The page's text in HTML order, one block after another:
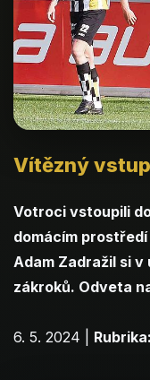
Vítězný
Votroci vstoupili
domácím prostředí
Adam Zadražil si
zákroků. Odveta
6. 5. 2024 Rubrika: